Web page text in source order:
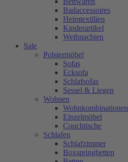
Badaccessoires
Heimtextilien
Kinderartikel
Weihnachten
Sale
Polstermöbel
Sofas
Ecksofa
Schlafsofas
Sessel & Liegen
Wohnen
Wohnkombinationen
Einzelmöbel
Couchtische
Schlafen
Schlafzimmer
Boxspringbetten